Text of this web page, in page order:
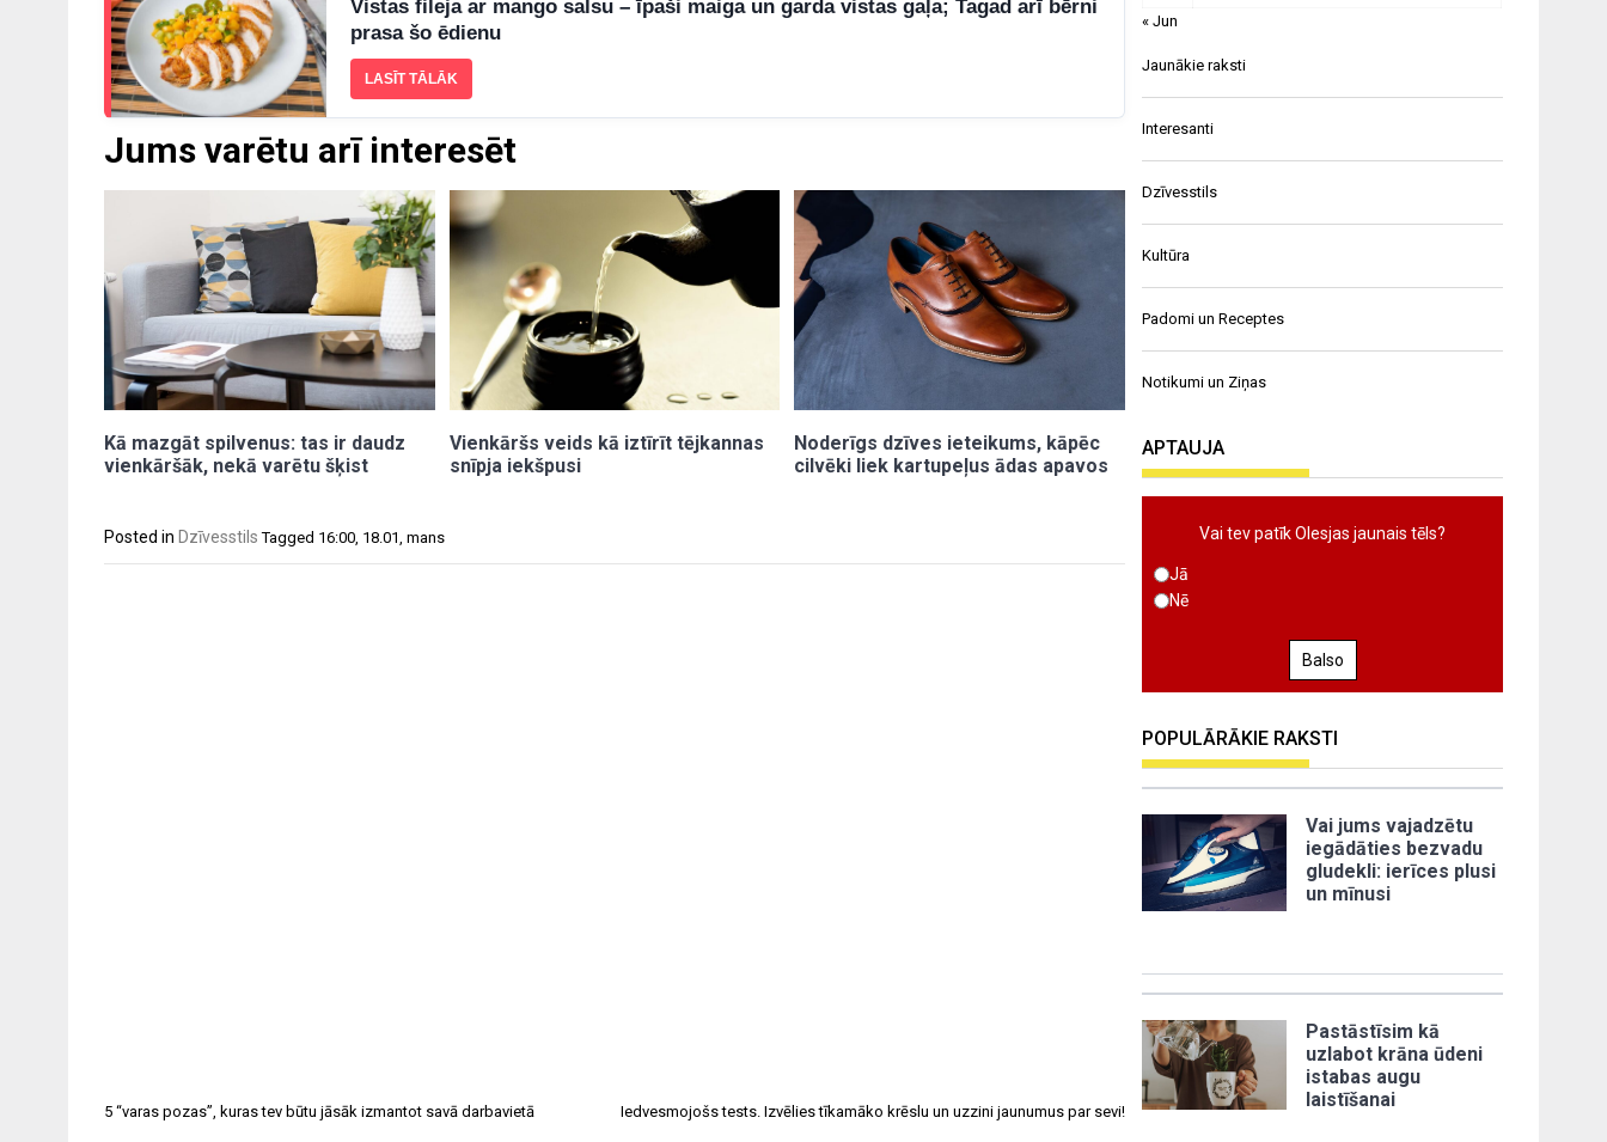
Jums varētu arī interesēt
Kā mazgāt spilvenus: tas ir daudz
vienkāršāk, nekā varētu šķist
Vienkāršs veids kā iztīrīt tējkannas
snīpja iekšpusi
Noderīgs dzīves ieteikums, kāpēc
cilvēki liek kartupeļus ādas apavos
Vistas fileja ar mango salsu – īpaši maiga un garda vistas gaļa; Tagad arī bērni
prasa šo ēdienu
LASĪT TĀLĀK
Posted in Dzīvesstils Tagged 16:00, 18.01, mans
5 “varas pozas”, kuras tev būtu jāsāk izmantot savā darbavietā Iedvesmojošs tests. Izvēlies tīkamāko krēslu un uzzini jaunumus par sevi!
« Jun
Jaunākie raksti
Interesanti
Dzīvesstils
Kultūra
Padomi un Receptes
Notikumi un Ziņas
APTAUJA
Vai tev patīk Olesjas jaunais tēls?
Jā
Nē
Balso
POPULĀRĀKIE RAKSTI
Vai jums vajadzētu
iegādāties bezvadu
gludekli: ierīces plusi
un mīnusi
Pastāstīsim kā
uzlabot krāna ūdeni
istabas augu
laistīšanai